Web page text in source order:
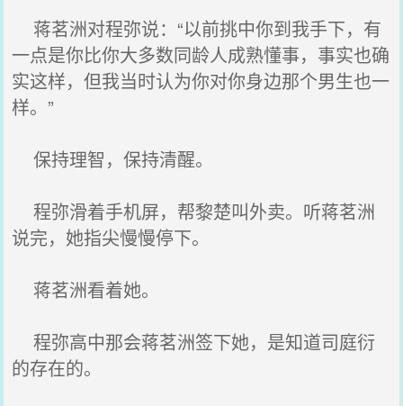
蒋茗洲对程弥说：“以前挑中你到我手下，有
一点是你比你大多数同龄人成熟懂事，事实也确
实这样，但我当时认为你对你身边那个男生也一
样。”
保持理智，保持清醒。
程弥滑着手机屏，帮黎楚叫外卖。听蒋茗洲
说完，她指尖慢慢停下。
蒋茗洲看着她。
程弥高中那会蒋茗洲签下她，是知道司庭衍
的存在的。